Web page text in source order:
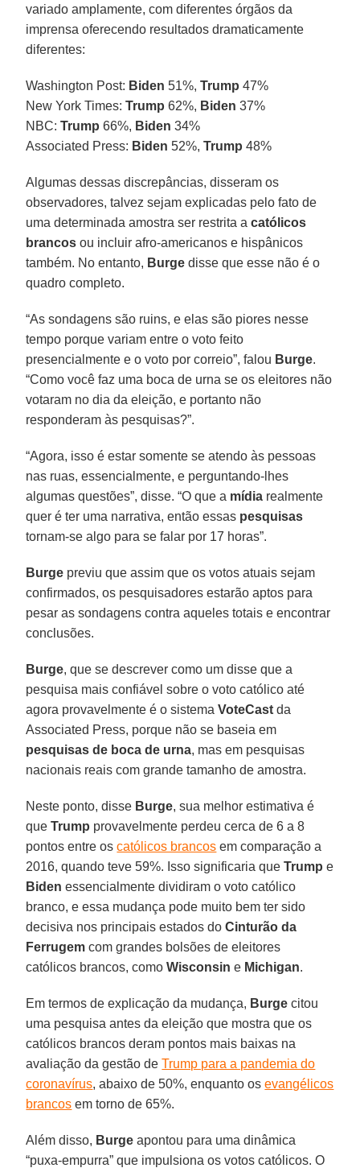
variado amplamente, com diferentes órgãos da
imprensa oferecendo resultados dramaticamente
diferentes:
Washington Post: Biden 51%,Trump 47%
New York Times:Trump 62%, Biden 37%
NBC:Trump 66%, Biden 34%
Associated Press: Biden 52%,Trump 48%
Algumas dessas discrepâncias, disseram os
observadores, talvez sejam explicadas pelo fato de
uma determinada amostra ser restrita acatólicos
brancos ou incluir afro-americanos e hispânicos
também. No entanto, Burge disse que esse não é o
quadro completo.
“As sondagens são ruins, e elas são piores nesse
tempo porque variam entre o voto feito
presencialmente e o voto por correio”, falou Burge.
“Como você faz uma boca de urna se os eleitores não
votaram no dia da eleição, e portanto não
responderam às pesquisas?”.
“Agora, isso é estar somente se atendo às pessoas
nas ruas, essencialmente, e perguntando-lhes
algumas questões”, disse. “O que a mídia realmente
quer é ter uma narrativa, então essas pesquisas
tornam-se algo para se falar por 17 horas”.
Burge previu que assim que os votos atuais sejam
confirmados, os pesquisadores estarão aptos para
pesar as sondagens contra aqueles totais e encontrar
conclusões.
Burge, que se descrever como um disse que a
pesquisa mais confiável sobre o voto católico até
agora provavelmente é o sistemaVoteCast da
Associated Press, porque não se baseia em
pesquisas de boca de urna, mas em pesquisas
nacionais reais com grande tamanho de amostra.
Neste ponto, disse Burge, sua melhor estimativa é
queTrump provavelmente perdeu cerca de 6 a 8
pontos entre oscatólicos brancos em comparação a
2016, quando teve 59%. Isso significaria queTrump e
Biden essencialmente dividiram o voto católico
branco, e essa mudança pode muito bem ter sido
decisiva nos principais estados doCinturão da
Ferrugem com grandes bolsões de eleitores
católicos brancos, comoWisconsin e Michigan.
Em termos de explicação da mudança, Burge citou
uma pesquisa antes da eleição que mostra que os
católicos brancos deram pontos mais baixas na
avaliação da gestão deTrump para a pandemia do
coronavírus, abaixo de 50%, enquanto osevangélicos
brancos em torno de 65%.
Além disso, Burge apontou para uma dinâmica
“puxa-empurra” que impulsiona os votos católicos. O